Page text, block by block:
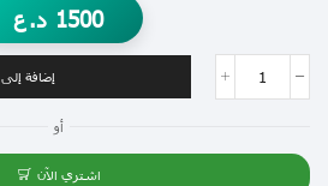
1500 د.ع
إضافة
أو
اشتري الآن